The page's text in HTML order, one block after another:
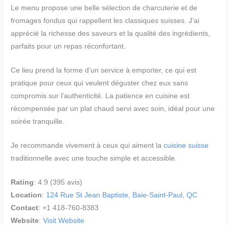
Le menu propose une belle sélection de charcuterie et de
fromages fondus qui rappellent les classiques suisses. J’ai
apprécié la richesse des saveurs et la qualité des ingrédients,
parfaits pour un repas réconfortant.
Ce lieu prend la forme d’un service à emporter, ce qui est
pratique pour ceux qui veulent déguster chez eux sans
compromis sur l’authenticité. La patience en cuisine est
récompensée par un plat chaud servi avec soin, idéal pour une
soirée tranquille.
Je recommande vivement à ceux qui aiment lacuisine suisse
traditionnelle avec une touche simple et accessible.
Rating: 4.9 (395 avis)
Location: 124 Rue St Jean Baptiste, Baie-Saint-Paul, QC
Contact: +1 418-760-8383
Website:Visit Website